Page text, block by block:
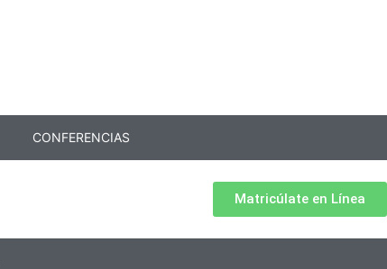
CONFERENCIAS
Matricúlate en Línea